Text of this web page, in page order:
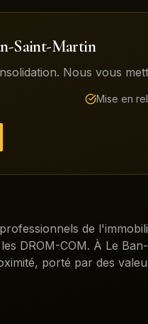
Saint-Martin
Nous vous
Mise en
de
DROM-COM. À Le
porté par des